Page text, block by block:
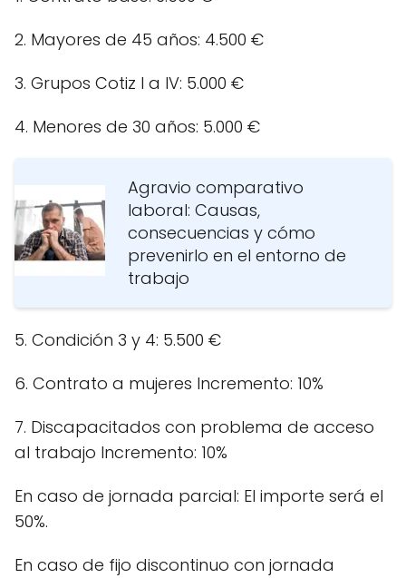
2. Mayores de 45 años: 4.500 €
3. Grupos Cotiz I a IV: 5.000 €
4. Menores de 30 años: 5.000 €
Agravio comparativo
laboral: Causas,
consecuencias y cómo
prevenirlo en el entorno de
trabajo
5. Condición 3 y 4: 5.500 €
6. Contrato a mujeres Incremento: 10%
7. Discapacitados con problema de acceso
al trabajo Incremento: 10%
En caso de jornada parcial: El importe será el
50%.
En caso de fijo discontinuo con jornada